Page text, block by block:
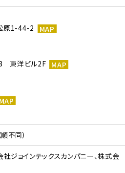
原1-44-2
MAP
東洋ビル2F MAP
MAP
不同）
ジョインテックスカンパニー、株式会